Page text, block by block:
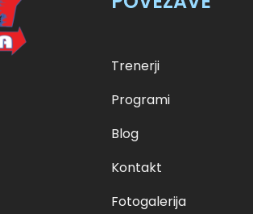
Trenerji
Programi
Blog
Kontakt
Fotogalerija